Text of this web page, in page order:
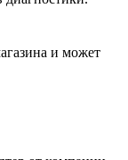
и может